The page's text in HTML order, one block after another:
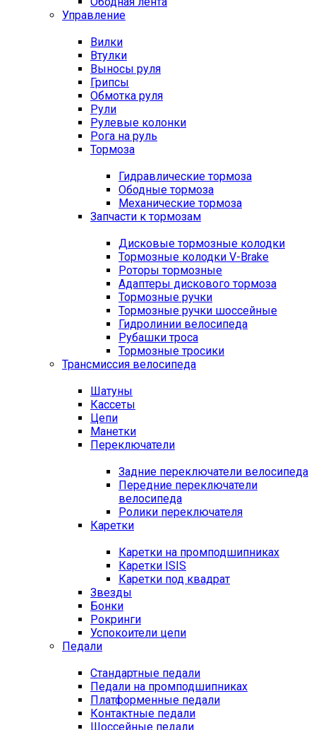
Управление
Вилки
Втулки
Выносы руля
Грипсы
Обмотка руля
Рули
Рулевые колонки
Рога на руль
Тормоза
Гидравлические тормоза
Ободные тормоза
Механические тормоза
Запчасти к тормозам
Дисковые тормозные колодки
Тормозные колодки V-Brake
Роторы тормозные
Адаптеры дискового тормоза
Тормозные ручки
Тормозные ручки шоссейные
Гидролинии велосипеда
Рубашки троса
Тормозные тросики
Трансмиссия велосипеда
Шатуны
Кассеты
Цепи
Манетки
Переключатели
Задние переключатели велосипеда
Передние переключатели
велосипеда
Ролики переключателя
Каретки
Каретки на промподшипниках
Каретки ISIS
Каретки под квадрат
Звезды
Бонки
Рокринги
Успокоители цепи
Педали
Стандартные педали
Педали на промподшипниках
Платформенные педали
Контактные педали
Шоссейные педали